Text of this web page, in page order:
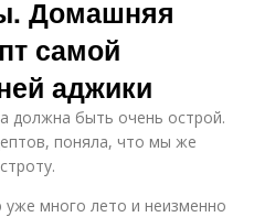
Домашняя
самой
аджики
должна быть очень острой.
поняла, что мы же
много лето и неизменно